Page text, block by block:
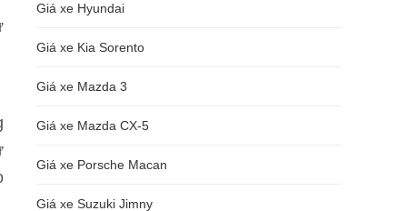
Giá xe Hyundai
Giá xe Kia Sorento
Giá xe Mazda 3
Giá xe Mazda CX-5
Giá xe Porsche Macan
Giá xe Suzuki Jimny